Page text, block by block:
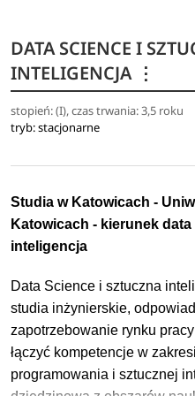
finansowanych z
oraz krajowym i
studentów MOST i
W ramach prowadzonych
kwestie związane z
naukowych, ich
intelektualnej.
Stacjonarne studia I stopnia
semestrów i kończą się
uzyskaniem tytułu
Stacjonarne studia II stopnia
semestry i kończą się
uzyskaniem tytułu
DATA SCIENCE I
INTELIGENCJA ⋮
stopień: (I), czas trwania: 3,5 roku
tryb: stacjonarne
Studia w Katowicach -
Katowicach - kierunek
inteligencja
Data Science i sztuczna
studia inżynierskie,
zapotrzebowanie rynku
łączyć kompetencje w
programowania i sztucznej